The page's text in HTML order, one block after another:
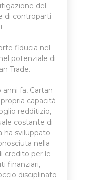
del
di controparti
fiducia nel
potenziale di
Trade.
fa, Cartan
capacità
redditizio,
costante di
ha sviluppato
nella
credito per le
finanziari,
disciplinato